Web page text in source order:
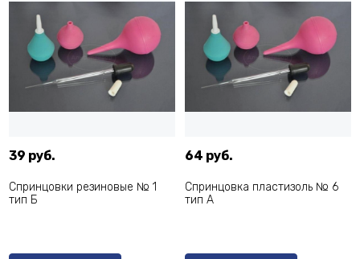
39 руб.
Спринцовки резиновые № 1
тип Б
64 руб.
Спринцовка пластизоль № 6
тип А